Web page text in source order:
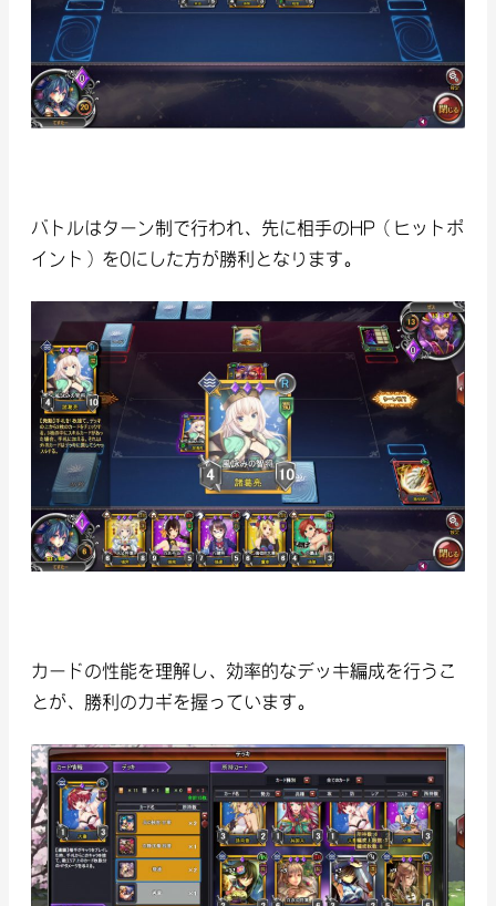
バトルはターン制で行われ、先に相手のHP（ヒットポ
イント）を0にした方が勝利となります。
カードの性能を理解し、効率的なデッキ編成を行うこ
とが、勝利のカギを握っています。